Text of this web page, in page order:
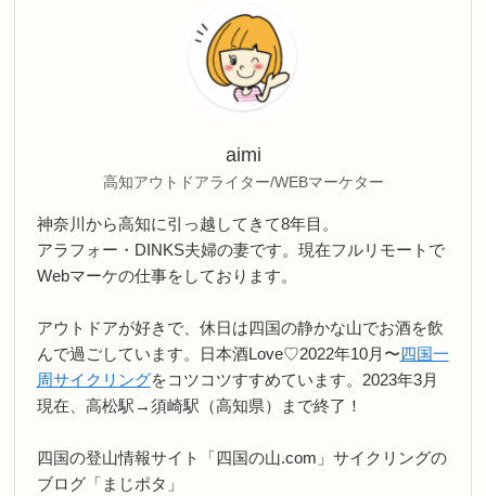
aimi
高知アウトドアライター/WEBマーケター
神奈川から高知に引っ越してきて8年目。
アラフォー・DINKS夫婦の妻です。現在フルリモートで
Webマーケの仕事をしております。
アウトドアが好きで、休日は四国の静かな山でお酒を飲
んで過ごしています。日本酒Love♡2022年10月〜四国一
周サイクリングをコツコツすすめています。2023年3月
現在、高松駅→須崎駅（高知県）まで終了！
四国の登山情報サイト「四国の山.com」サイクリングの
ブログ「まじポタ」